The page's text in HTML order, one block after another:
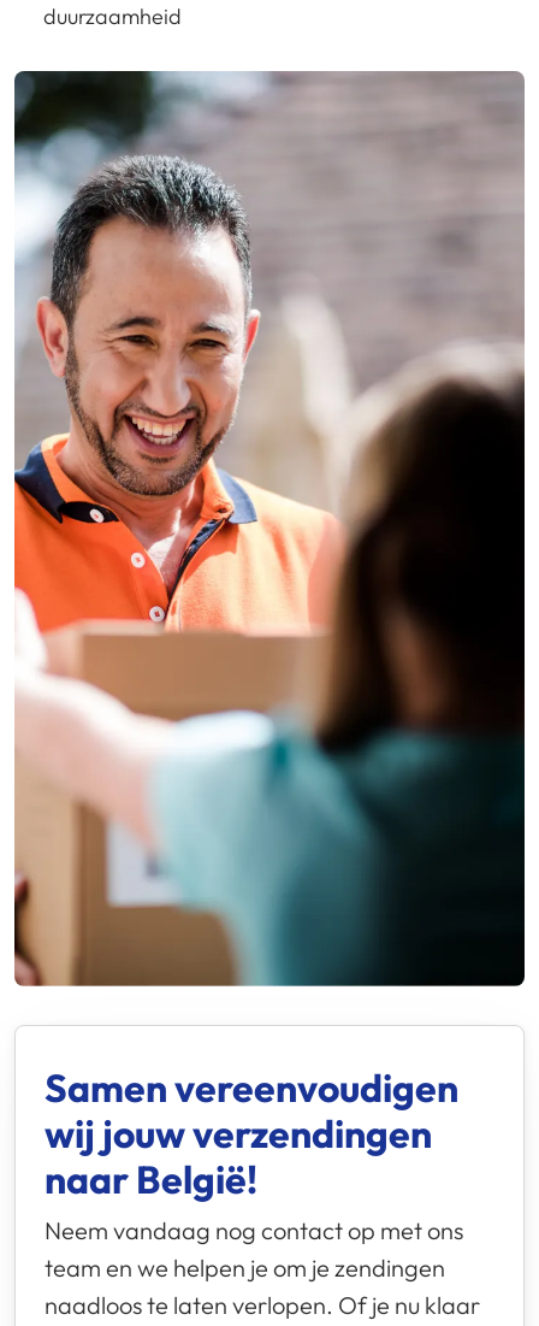
duurzaamheid
Samen vereenvoudigen
wij jouw verzendingen
naar België!
Neem vandaag nog contact op met ons
team en we helpen je om je zendingen
naadloos te laten verlopen. Of je nu klaar